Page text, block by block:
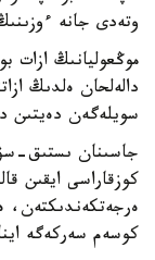
وتەدى جانە
موڭعوليانىڭ ازات
دالەلحان ەلدىڭ
سويلەگەن دەيتىن
جاسىنان ىستىق-
كوزقاراسى ايقىن
ەرجەتكەندىكتەن،
كوسەم سەركەگە